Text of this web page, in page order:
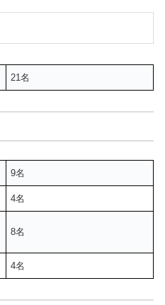
21名
9名
4名
8名
4名